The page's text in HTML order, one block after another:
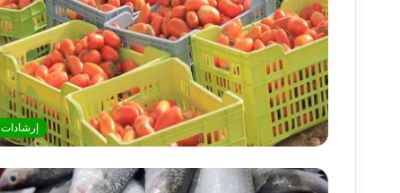
إرشادات